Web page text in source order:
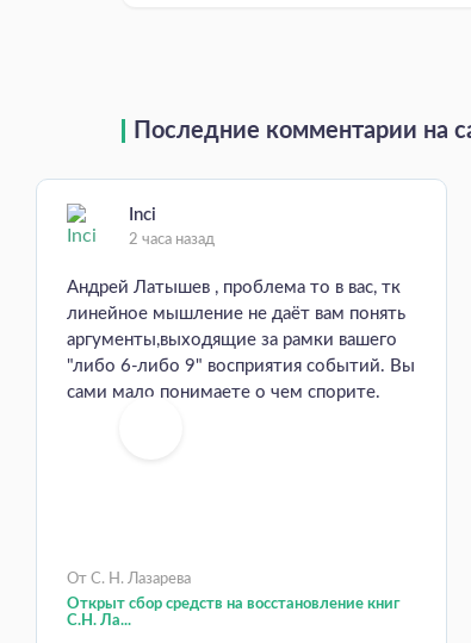
Последние комментарии на
Inci
2 часа назад
Андрей Латышев , проблема то в вас, тк
линейное мышление не даёт вам понять
аргументы,выходящие за рамки вашего
"либо 6-либо 9" восприятия событий. Вы
сами мало понимаете о чем спорите.
От С. Н. Лазарева
Открыт сбор средств на восстановление книг
С.Н. Ла...